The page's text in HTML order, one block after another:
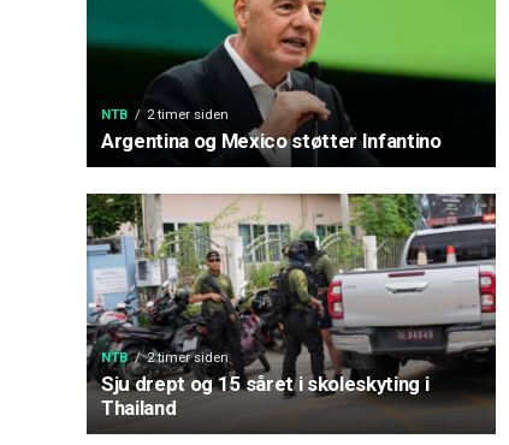
NTB 2 timer siden
Argentina og Mexico støtter Infantino
NTB 2 timer siden
Sju drept og 15 såret i skoleskyting i
Thailand